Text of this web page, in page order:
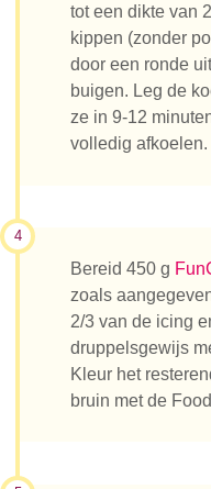
tot een dikte van
kippen (zonder
door een ronde
buigen. Leg de
ze in 9-12
volledig afkoelen.
4
Bereid 450 g
zoals
2/3 van de icing
druppelsgewijs
Kleur het
bruin met de